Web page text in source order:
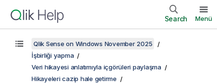
Search Menü
Qlik Sense on Windows November 2025
İşbirliği yapma
Veri hikayesi anlatımıyla içgörüleri paylaşma
Hikayeleri cazip hale getirme